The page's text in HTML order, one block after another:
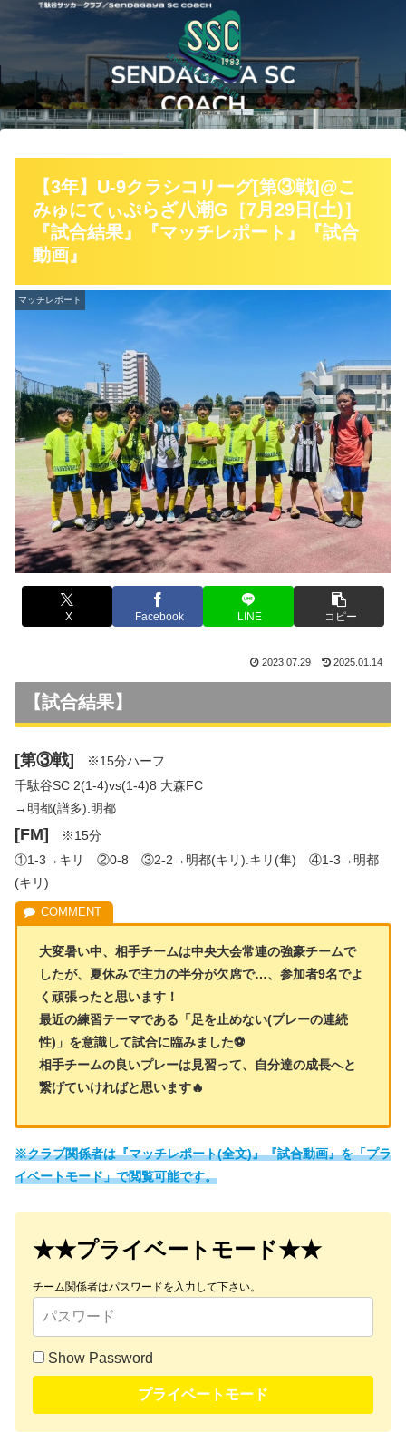
【3年】U-9クラシコリーグ[第③戦]@こ
みゅにてぃぷらざ八潮G［7月29日(土)］
『試合結果』『マッチレポート』『試合
動画』
マッチレポート
X Facebook LINE コピー
2023.07.29 2025.01.14
【試合結果】
[第③戦]
※15分ハーフ
千駄谷SC 2(1-4)vs(1-4)8 大森FC
→明都(譜多).明都
[FM]
※15分
①1-3→キリ ②0-8 ③2-2→明都(キリ).キリ(隼) ④1-3→明都
(キリ)
大変暑い中、相手チームは中央大会常連の強豪チームで
したが、夏休みで主力の半分が欠席で…、参加者9名でよ
く頑張ったと思います！
最近の練習テーマである「足を止めない(プレーの連続
性)」を意識して試合に臨みました⚽
相手チームの良いプレーは見習って、自分達の成長へと
繋げていければと思います🔥
※クラブ関係者は『マッチレポート(全文)』『試合動画』を「プラ
イベートモード」で閲覧可能です。
★★プライベートモード★★
チーム関係者はパスワードを入力して下さい。
Show Password
プライベートモード